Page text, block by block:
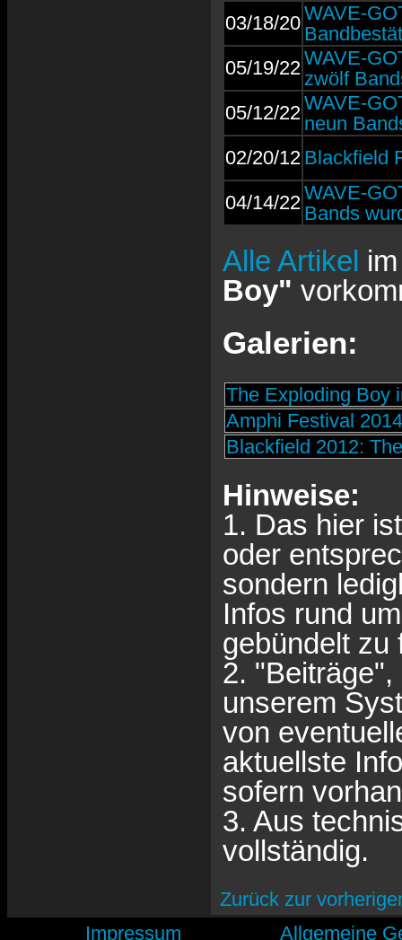
03/18/20WAVE-
05/19/22 WAVE-
zwölf
05/12/22 WAVE-
neun
02/20/12 Blackfield
04/14/22 WAVE-
Bands
Alle Artikel
Boy"
Galerien:
The Exploding Boy
Amphi Festival
Blackfield 2012:
Hinweise:
1. Das hier
oder
sondern
Infos rund
gebündelt zu
2.
unserem
von
aktuellste
sofern
3. Aus
vollständig.
Zurück zur
Impressum
Allgemeine